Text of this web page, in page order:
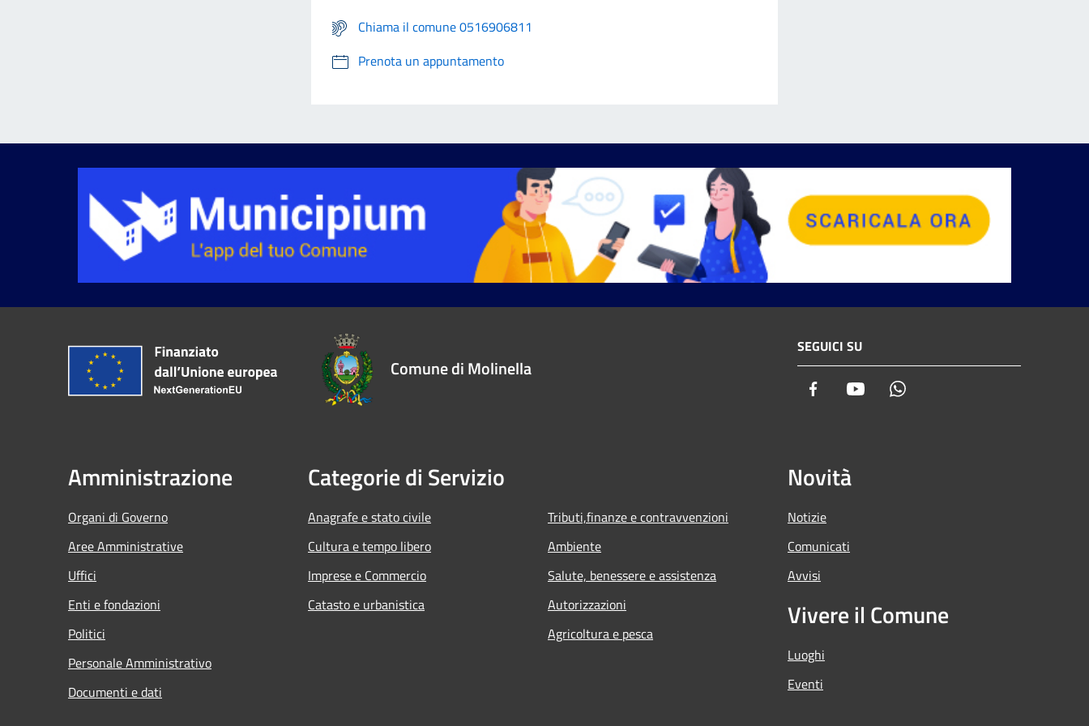
Chiama il comune 0516906811
Prenota un appuntamento
Comune di Molinella
SEGUICI SU
Facebook Youtube
Amministrazione
Organi di Governo
Aree Amministrative
Uffici
Enti e fondazioni
Politici
Personale Amministrativo
Documenti e dati
Categorie di Servizio
Anagrafe e stato civile
Cultura e tempo libero
Imprese e Commercio
Catasto e urbanistica
Tributi,finanze e contravvenzioni
Ambiente
Salute, benessere e assistenza
Autorizzazioni
Agricoltura e pesca
Novità
Notizie
Comunicati
Avvisi
Vivere il Comune
Luoghi
Eventi